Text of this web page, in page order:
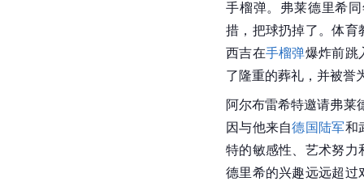
手榴弹。弗莱德里希
措，把球扔掉了。体育
西吉在手榴弹爆炸前跳
了隆重的葬礼，并被誉
阿尔布雷希特邀请弗莱
因与他来自德国陆军和
特的敏感性、艺术努力
德里希的兴趣远远超过